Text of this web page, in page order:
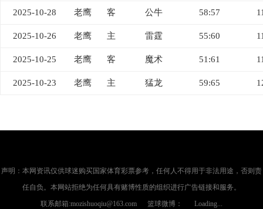
2025-10-28 老鹰 客 公牛 58:57
2025-10-26 老鹰 主 雷霆 55:60
2025-10-25 老鹰 客 魔术 51:61
2025-10-23 老鹰 主 猛龙 59:65
声明：本网资讯仅供球迷购买国家体育彩票参考，任何人不得用于非法用途，否则责
任自负。本网站拒绝为任何具有赌博性质的组织进行广告链接和服务。
联系邮箱:mozishuoqiu@163.com 篮球微博：
Loading...